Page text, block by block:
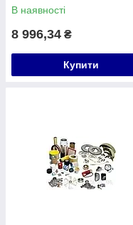
В наявності
8 996,34 ₴
Купити